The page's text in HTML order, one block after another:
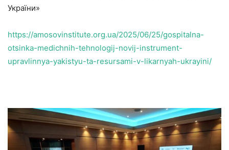
України»
https://amosovinstitute.org.ua/2025/06/25/gospitalna-
otsinka-medichnih-tehnologij-novij-instrument-
upravlinnya-yakistyu-ta-resursami-v-likarnyah-ukrayini/